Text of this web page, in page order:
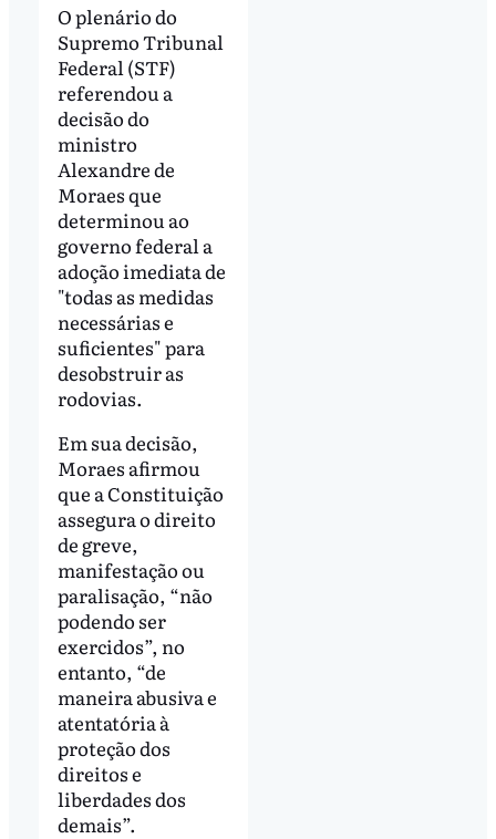
O plenário do
Supremo Tribunal
Federal (STF)
referendou a
decisão do
ministro
Alexandre de
Moraes que
determinou ao
governo federal a
adoção imediata de
"todas as medidas
necessárias e
suficientes" para
desobstruir as
rodovias.
Em sua decisão,
Moraes afirmou
que a Constituição
assegura o direito
de greve,
manifestação ou
paralisação, “não
podendo ser
exercidos”, no
entanto, “de
maneira abusiva e
atentatória à
proteção dos
direitos e
liberdades dos
demais”.